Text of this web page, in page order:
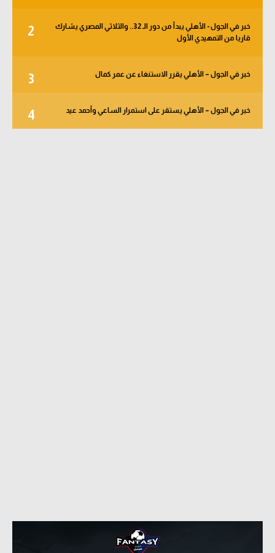
2
خبر في الجول - الأهلي يبدأ من دور الـ 32.. والثلاثي المصري يشارك
قاريا من التمهيدي الأول
3 خبر في الجول – الأهلي يقرر الاستنغاء عن عمر كمال
4 خبر في الجول – الأهلي يستقر على استمرار الساعي وأحمد عيد